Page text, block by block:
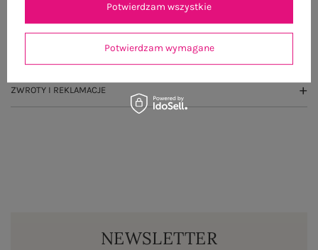
OPINIE O PRODUKCIE (0)
ZWROTY I REKLAMACJE
NEWSLETTER
Potwierdzam wymagane
Potwierdzam wszystkie